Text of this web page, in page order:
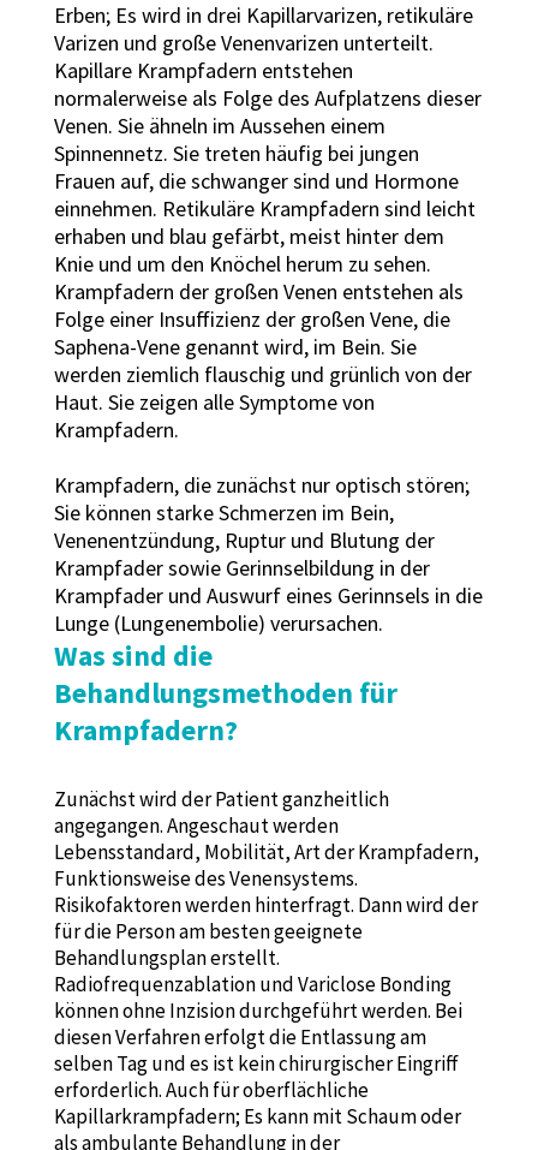
Erben; Es wird in drei Kapillarvarizen, retikuläre
Varizen und große Venenvarizen unterteilt.
Kapillare Krampfadern entstehen
normalerweise als Folge des Aufplatzens dieser
Venen. Sie ähneln im Aussehen einem
Spinnennetz. Sie treten häufig bei jungen
Frauen auf, die schwanger sind und Hormone
einnehmen. Retikuläre Krampfadern sind leicht
erhaben und blau gefärbt, meist hinter dem
Knie und um den Knöchel herum zu sehen.
Krampfadern der großen Venen entstehen als
Folge einer Insuffizienz der großen Vene, die
Saphena-Vene genannt wird, im Bein. Sie
werden ziemlich flauschig und grünlich von der
Haut. Sie zeigen alle Symptome von
Krampfadern.
Krampfadern, die zunächst nur optisch stören;
Sie können starke Schmerzen im Bein,
Venenentzündung, Ruptur und Blutung der
Krampfader sowie Gerinnselbildung in der
Krampfader und Auswurf eines Gerinnsels in die
Lunge (Lungenembolie) verursachen.
Was sind die
Behandlungsmethoden für
Krampfadern?
Zunächst wird der Patient ganzheitlich
angegangen. Angeschaut werden
Lebensstandard, Mobilität, Art der Krampfadern,
Funktionsweise des Venensystems.
Risikofaktoren werden hinterfragt. Dann wird der
für die Person am besten geeignete
Behandlungsplan erstellt.
Radiofrequenzablation und Variclose Bonding
können ohne Inzision durchgeführt werden. Bei
diesen Verfahren erfolgt die Entlassung am
selben Tag und es ist kein chirurgischer Eingriff
erforderlich. Auch für oberflächliche
Kapillarkrampfadern; Es kann mit Schaum oder
als ambulante Behandlung in der